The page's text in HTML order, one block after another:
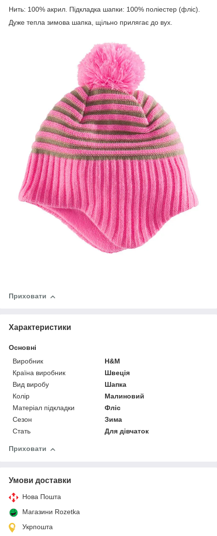
Нить: 100% акрил. Підкладка шапки: 100% поліестер (фліс).
Дуже тепла зимова шапка, щільно прилягає до вух.
Приховати
Характеристики
Основні
Виробник
H&M
Країна виробник
Швеція
Вид виробу
Шапка
Колір
Малиновий
Матеріал підкладки
Фліс
Сезон
Зима
Стать
Для дівчаток
Приховати
Умови доставки
Нова Пошта
Магазини Rozetka
Укрпошта